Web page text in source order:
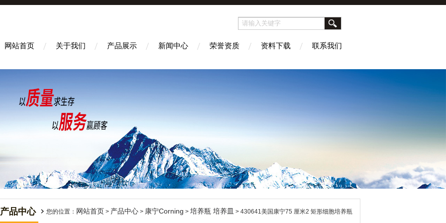
网站首页 关于我们 产品展示 新闻中心 荣誉资质 资料下载 联系我们
产品中心 您的位置： 网站首页 > 产品中心 > 康宁Corning > 培养瓶 培养皿 > 430641美国康宁75 厘米2 矩形细胞培养瓶